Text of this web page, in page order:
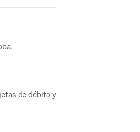
de débito y